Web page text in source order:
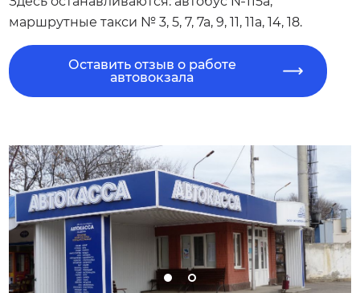
маршрутные такси № 3, 5, 7, 7а, 9, 11, 11а, 14, 18.
Оставить отзыв о работе
автовокзала